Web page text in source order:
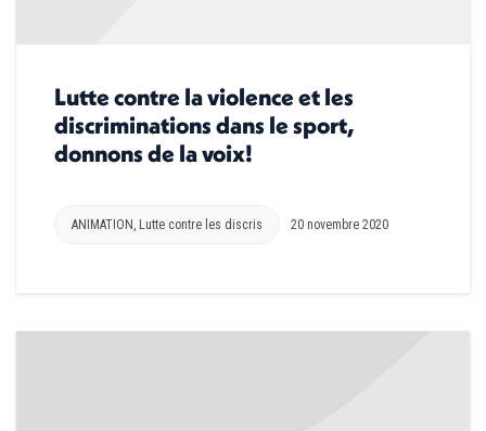
Lutte contre la violence et les
discriminations dans le sport,
donnons de la voix!
ANIMATION , Lutte contre les discris 20 novembre 2020